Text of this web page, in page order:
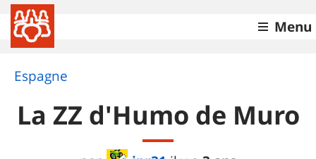
Menu
Espagne
La ZZ d'Humo de Muro